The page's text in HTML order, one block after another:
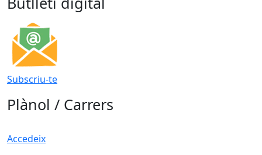
Subscriu-te
Plànol / Carrers
Accedeix